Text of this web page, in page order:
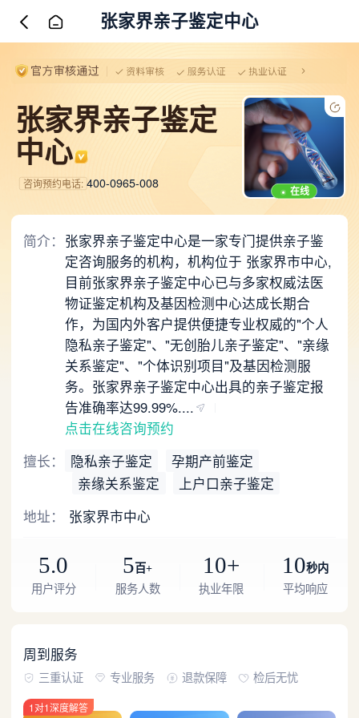
张家界亲子鉴定中心
在线
张家界亲子鉴定
中心
咨询预约电话: 400-0965-008
简介： 张家界亲子鉴定中心是一家专门提供亲子鉴
定咨询服务的机构，机构位于 张家界市中心,
目前张家界亲子鉴定中心已与多家权威法医
物证鉴定机构及基因检测中心达成长期合
作，为国内外客户提供便捷专业权威的"个人
隐私亲子鉴定"、"无创胎儿亲子鉴定"、"亲缘
关系鉴定"、"个体识别项目"及基因检测服
务。张家界亲子鉴定中心出具的亲子鉴定报
告准确率达99.99%....
点击在线咨询预约
擅长：
隐私亲子鉴定
孕期产前鉴定
亲缘关系鉴定
上户口亲子鉴定
地址：
张家界市中心
5.0
用户评分
5百+
服务人数
10+
执业年限
10秒内
平均响应
周到服务
三重认证 专业服务 退款保障 检后无忧
1对1深度解答